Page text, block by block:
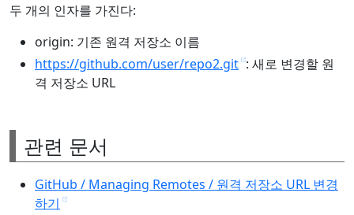
두 개의 인자를 가진다:
origin: 기존 원격 저장소 이름
https://github.com/user/repo2.git : 새로 변경할 원
격 저장소 URL
관련 문서
GitHub / Managing Remotes / 원격 저장소 URL 변경
하기